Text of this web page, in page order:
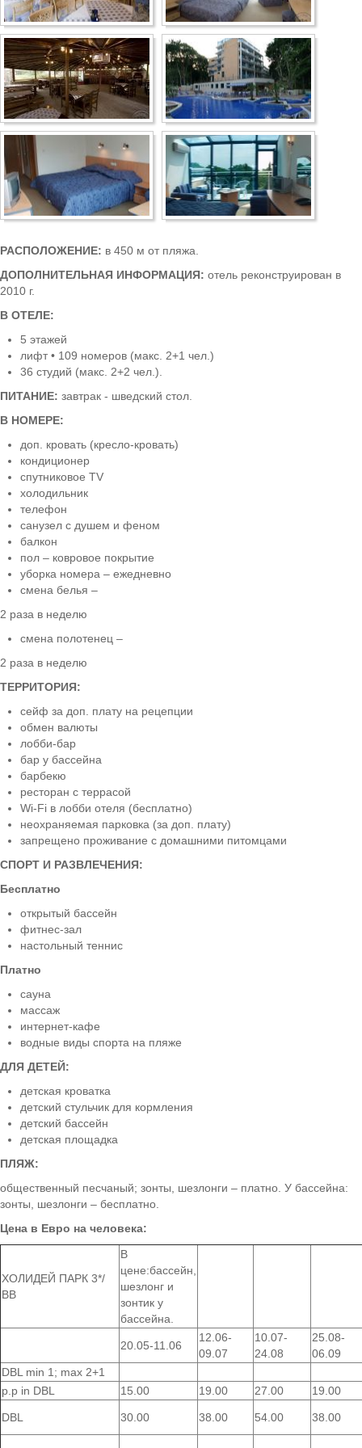
РАСПОЛОЖЕНИЕ: в 450 м от пляжа.
ДОПОЛНИТЕЛЬНАЯ ИНФОРМАЦИЯ: отель реконструирован в
2010 г.
В ОТЕЛЕ:
5 этажей
лифт • 109 номеров (макс. 2+1 чел.)
36 студий (макс. 2+2 чел.).
ПИТАНИЕ: завтрак - шведский стол.
В НОМЕРЕ:
доп. кровать (кресло-кровать)
кондиционер
спутниковое TV
холодильник
телефон
санузел с душем и феном
балкон
пол – ковровое покрытие
уборка номера – ежедневно
смена белья –
2 раза в неделю
смена полотенец –
2 раза в неделю
ТЕРРИТОРИЯ:
сейф за доп. плату на рецепции
обмен валюты
лобби-бар
бар у бассейна
барбекю
ресторан с террасой
Wi-Fi в лобби отеля (бесплатно)
неохраняемая парковка (за доп. плату)
запрещено проживание с домашними питомцами
СПОРТ И РАЗВЛЕЧЕНИЯ:
Бесплатно
открытый бассейн
фитнес-зал
настольный теннис
Платно
сауна
массаж
интернет-кафе
водные виды спорта на пляже
ДЛЯ ДЕТЕЙ:
детская кроватка
детский стульчик для кормления
детский бассейн
детская площадка
ПЛЯЖ:
общественный песчаный; зонты, шезлонги – платно. У бассейна:
зонты, шезлонги – бесплатно.
Цена в Евро на человека:
ХОЛИДЕЙ ПАРК 3*/
ВВ
В
цене:бассейн,
шезлонг и
зонтик у
бассейна.
20.05-11.06
12.06-
09.07
10.07-
24.08
25.08-
06.09
DBL min 1; max 2+1
p.p in DBL
15.00 19.00 27.00 19.00
DBL 30.00 38.00 54.00 38.00
Несебр
Аркутино
Дюны
Царево
Китен
Приморско
Ривьера
Балчик
Бургас
Банско
Пампорово
Боровец